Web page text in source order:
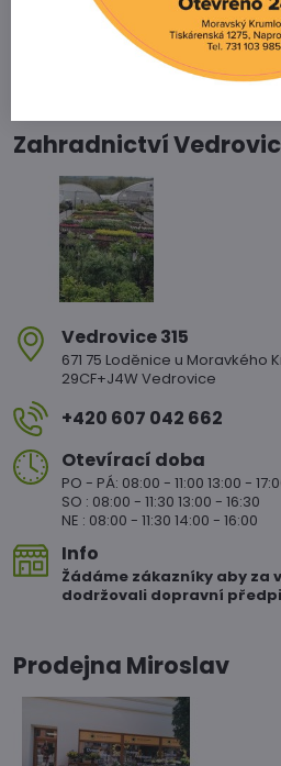
Email
Zahradnictví
Vedrovice 315
671 75 Loděnice u Moravkého
29CF+J4W Vedrovice
+420 607 042 662
Otevírací doba
PO - PÁ: 08:00 - 11:00 13:00 -
SO : 08:00 - 11:30 13:00 - 16:30
NE : 08:00 - 11:30 14:00 - 16:00
Info
Žádáme zákazníky aby za
dodržovali dopravní
Prodejna Miroslav